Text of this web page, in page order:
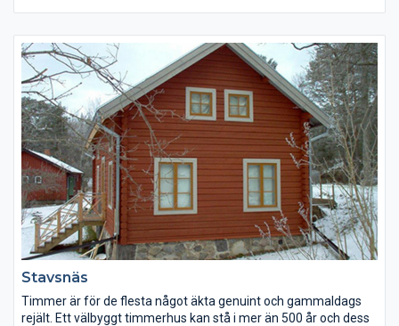
för dig och kommande generationer. Att bygga i timmer ger
ökat utrymme för egna idéer vår tillverkning är inte bunden av
färdiga element eller serieproduktion – så ändra gärna. Vi
bygger också efter beställarens ritning eller omarbetar våra
standardtyper enligt önskemål.
Stavsnäs
Timmer är för de flesta något äkta genuint och gammaldags
rejält. Ett välbyggt timmerhus kan stå i mer än 500 år och dess